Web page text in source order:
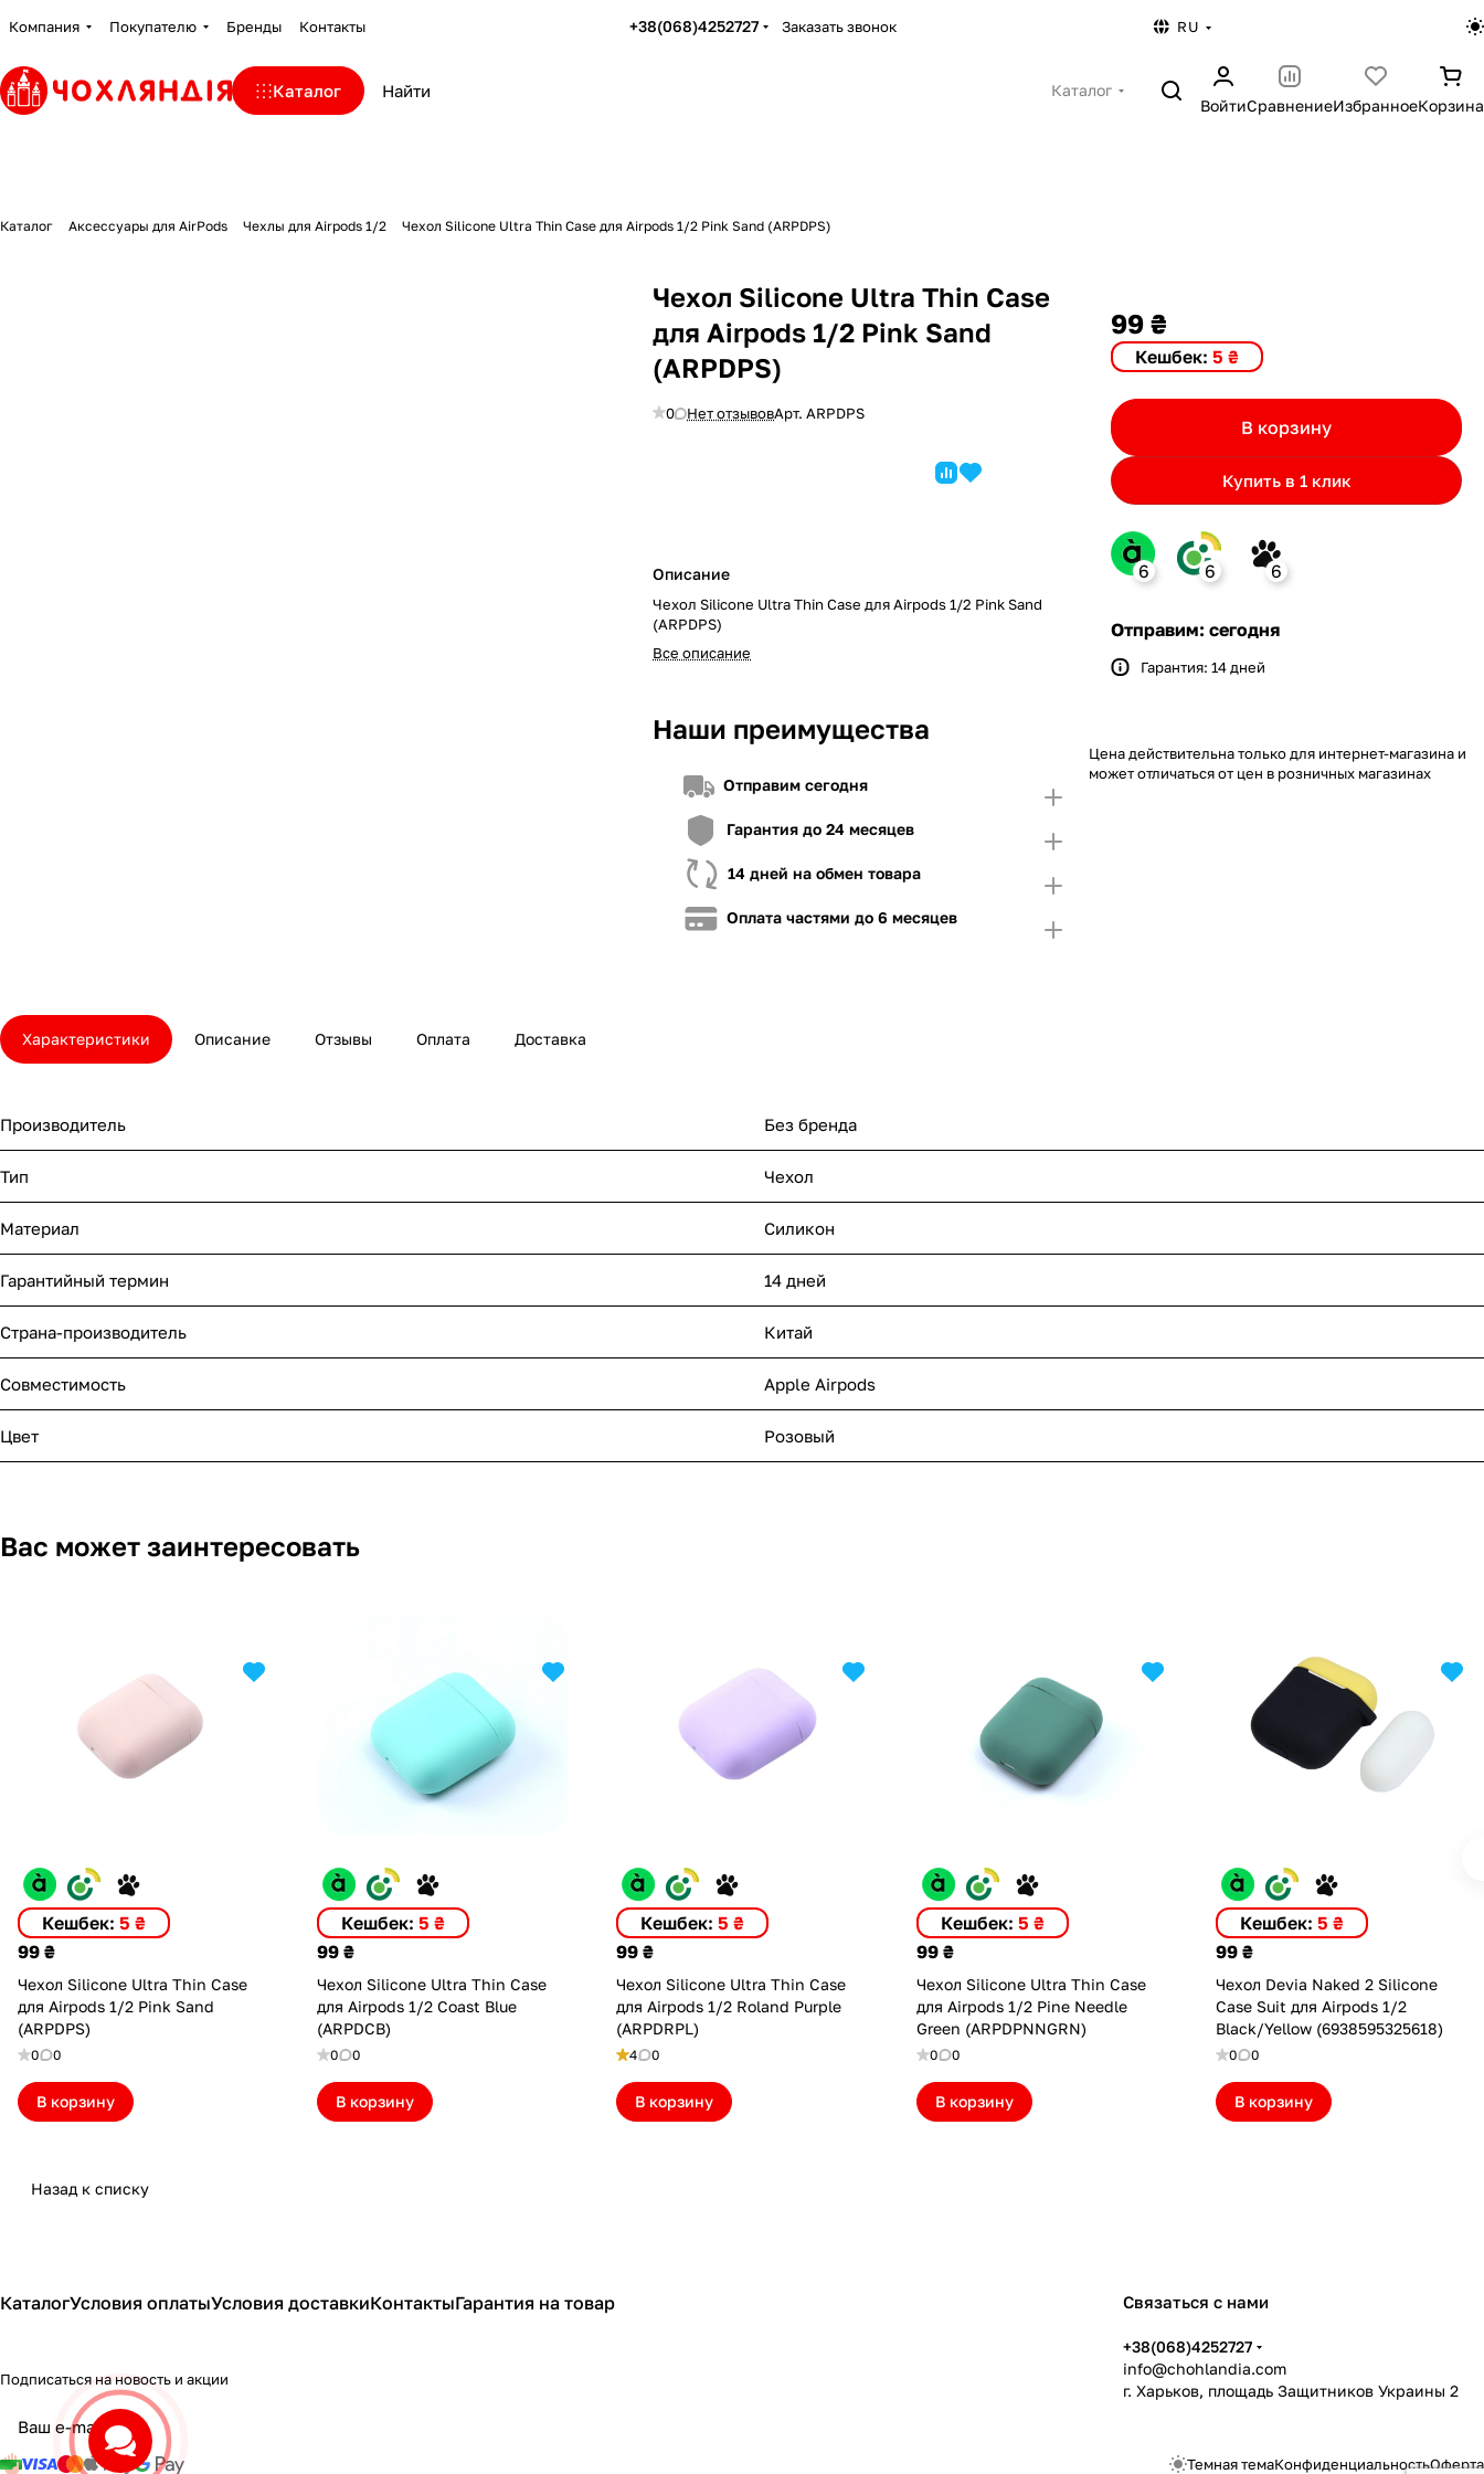
Компания Покупателю Бренды Контакты +38(068)4252727 Заказать звонок RU
Каталог
Каталог
ВойтиСравнениеИзбранноеКорзина
Каталог Аксессуары для AirPods Чехлы для Airpods 1/2 Чехол Silicone Ultra Thin Case для Airpods 1/2 Pink Sand (ARPDPS)
Чехол Silicone Ultra Thin Case
для Airpods 1/2 Pink Sand
(ARPDPS)
0 Нет отзывовАрт.ARPDPS
Описание
Чехол Silicone Ultra Thin Case для Airpods 1/2 Pink Sand
(ARPDPS)
Все описание
Наши преимущества
Отправим сегодня
Гарантия до 24 месяцев
14 дней на обмен товара
Оплата частями до 6 месяцев
99 ₴
Кешбек: 5 ₴
В корзину
Купить в 1 клик
6
«Покупка по частям» от A-Bank
Для оформления необходимо:
3. Если вы не клиент A-Bank, загрузите приложение, откройте карту и создайте
6
«Покупка частями« от OTP Bank
Для оформления необходимо:
3. Проверить в приложении доступный лимит на Покупку по частям.
4. Иметь достаточно средств для внесения первой части платежа и Первого
взноса (в случае необходимости)
6
«Покупка по частям» от monobank
3. Проверить в приложении доступный лимит на покупку частями.
ниже стоимости товара, недостающую сумму нужно внести Первым взносом
4. Иметь достаточно средств для внесения первой части платежа и Первого
взноса (в случае необходимости)
Отправим: сегодня
Гарантия: 14 дней
Цена действительна только для интернет-магазина и
может отличаться от цен в розничных магазинах
Характеристики Описание Отзывы Оплата Доставка
Производитель Без бренда
Тип Чехол
Материал Силикон
Гарантийный термин 14 дней
Страна-производитель Китай
Совместимость Apple Airpods
Цвет Розовый
Вас может заинтересовать
Кешбек: 5 ₴
99 ₴
Чехол Silicone Ultra Thin Case
для Airpods 1/2 Pink Sand
(ARPDPS)
0 0
В корзину
Кешбек: 5 ₴
99 ₴
Чехол Silicone Ultra Thin Case
для Airpods 1/2 Coast Blue
(ARPDCB)
0 0
В корзину
Кешбек: 5 ₴
99 ₴
Чехол Silicone Ultra Thin Case
для Airpods 1/2 Roland Purple
(ARPDRPL)
4 0
В корзину
Кешбек: 5 ₴
99 ₴
Чехол Silicone Ultra Thin Case
для Airpods 1/2 Pine Needle
Green (ARPDPNNGRN)
0 0
В корзину
Кешбек: 5 ₴
99 ₴
Чехол Devia Naked 2 Silicone
Case Suit для Airpods 1/2
Black/Yellow (6938595325618)
0 0
В корзину
Назад к списку
КаталогУсловия оплатыУсловия доставкиКонтактыГарантия на товар
Подписаться на новость и акции
конфиденциальности
Связаться с нами
+38(068)4252727
info@chohlandia.com
г. Харьков, площадь Защитников Украины 2
Темная темаКонфиденциальностьОферта